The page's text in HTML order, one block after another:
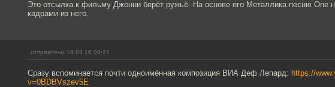
Это отсылка к фильму Джонни берёт ружьё. На основе его Металлика песню One
кадрами из него.
отправлено 18.03.16 09:22
Сразу вспоминается почти одноимённая композиция ВИА Деф Лепард: https://
v=0BDBVszev5E